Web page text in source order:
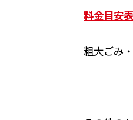
料金目安表
粗大ごみ